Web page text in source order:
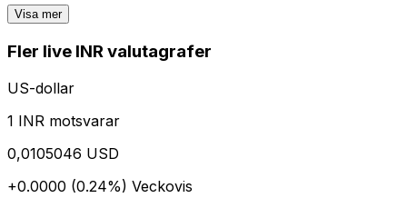
Visa mer
Fler live INR valutagrafer
US-dollar
1 INR motsvarar
0,0105046 USD
+0.0000 (0.24%) Veckovis